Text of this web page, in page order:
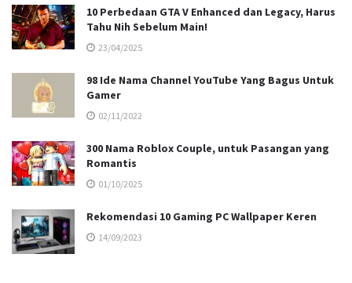
10 Perbedaan GTA V Enhanced dan Legacy, Harus
Tahu Nih Sebelum Main!
23/04/2025
98 Ide Nama Channel YouTube Yang Bagus Untuk
Gamer
02/11/2022
300 Nama Roblox Couple, untuk Pasangan yang
Romantis
01/10/2025
Rekomendasi 10 Gaming PC Wallpaper Keren
14/09/2023